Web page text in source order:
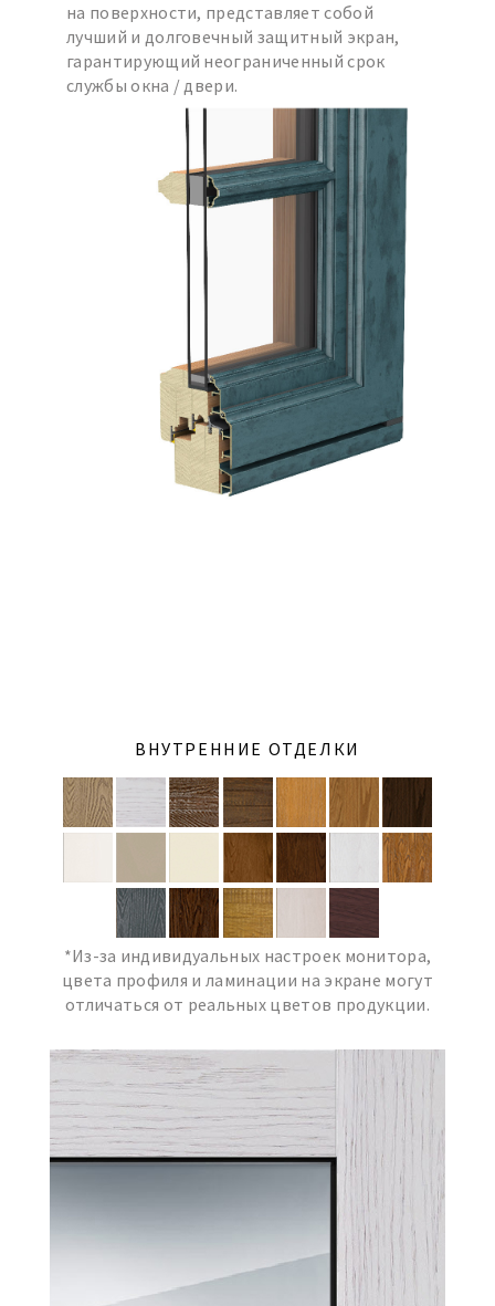
на поверхности, представляет собой
лучший и долговечный защитный экран,
гарантирующий неограниченный срок
службы окна / двери.
ВНУТРЕННИЕ ОТДЕЛКИ
*Из-за индивидуальных настроек монитора,
цвета профиля и ламинации на экране могут
отличаться от реальных цветов продукции.